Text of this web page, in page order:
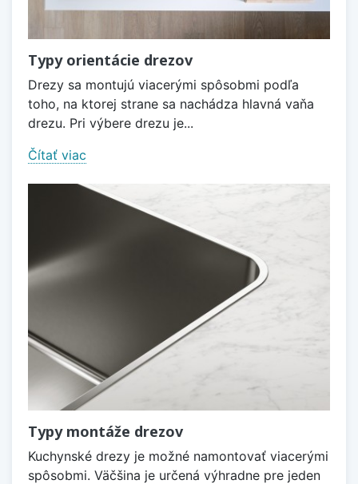
Typy orientácie drezov
Drezy sa montujú viacerými spôsobmi podľa
toho, na ktorej strane sa nachádza hlavná vaňa
drezu. Pri výbere drezu je...
Čítať viac
Typy montáže drezov
Kuchynské drezy je možné namontovať viacerými
spôsobmi. Väčšina je určená výhradne pre jeden